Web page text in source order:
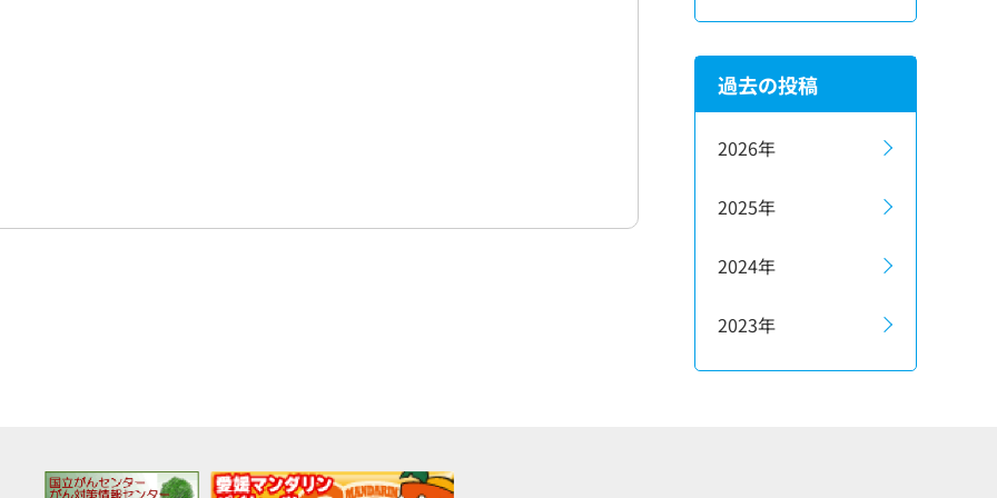
過去の投稿
2026年
2025年
2024年
2023年